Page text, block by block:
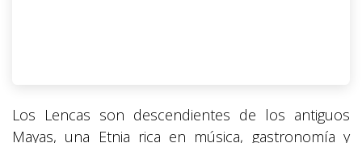
Los Lencas son descendientes de los antiguos
Mayas, una Etnia rica en música, gastronomía y